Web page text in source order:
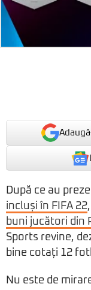
După ce au
incluși în FIFA 22
buni jucători din
Sports revine,
bine cotați 12
Nu este de